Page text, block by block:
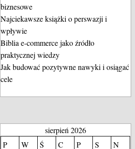
biznesowe
Najciekawsze książki o perswazji i
wpływie
Biblia e-commerce jako źródło
praktycznej wiedzy
Jak budować pozytywne nawyki i osiągać
cele
sierpień 2026
P
W Ś C P S
N